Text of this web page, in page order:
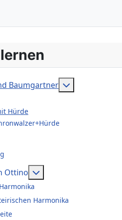
Baumgartner
Hürde
Ottino
Harmonika